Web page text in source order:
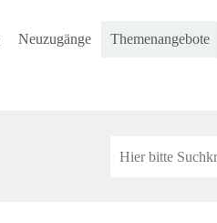
Neuzugänge Themenangebote